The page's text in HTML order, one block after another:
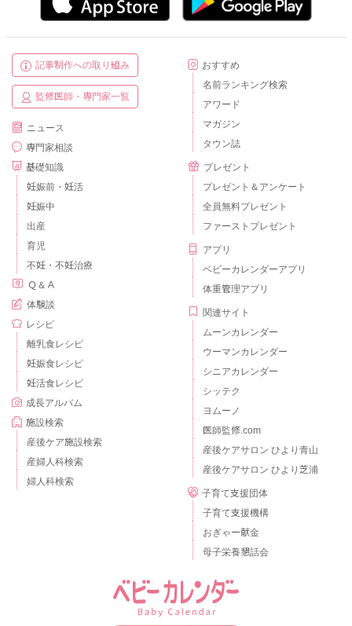
記事制作への取り組み
監修医師・専門家一覧
ニュース
専門家相談
基礎知識
妊娠前・妊活
妊娠中
出産
育児
不妊・不妊治療
Ｑ＆Ａ
体験談
レシピ
離乳食レシピ
妊娠食レシピ
妊活食レシピ
成長アルバム
施設検索
産後ケア施設検索
産婦人科検索
婦人科検索
おすすめ
名前ランキング検索
アワード
マガジン
タウン誌
プレゼント
プレゼント＆アンケート
全員無料プレゼント
ファーストプレゼント
アプリ
ベビーカレンダーアプリ
体重管理アプリ
関連サイト
ムーンカレンダー
ウーマンカレンダー
シニアカレンダー
シッテク
ヨムーノ
医師監修.com
産後ケアサロン ひより青山
産後ケアサロン ひより芝浦
子育て支援団体
子育て支援機構
おぎゃー献金
母子栄養懇話会